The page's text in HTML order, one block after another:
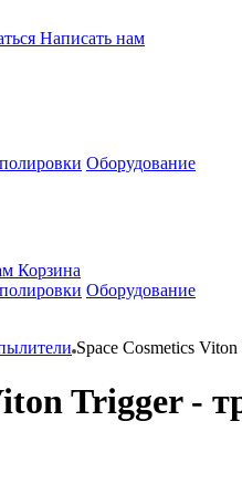
Написать нам
Оборудование
Корзина
Оборудование
Space Cosmetics
Trigger -